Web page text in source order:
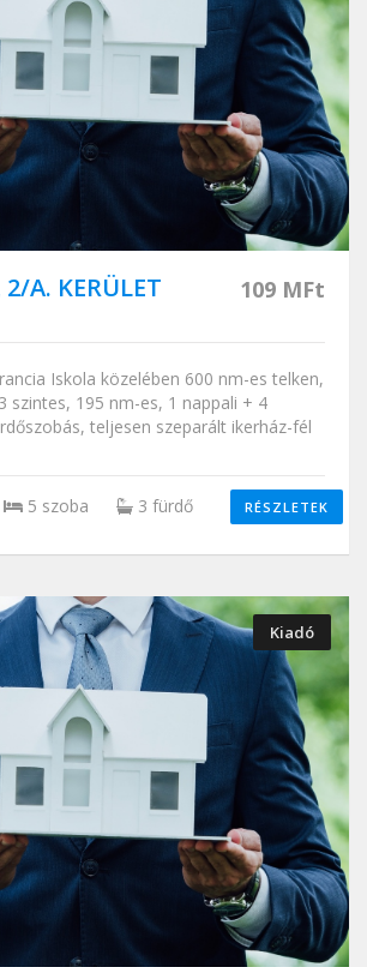
2/A. KERÜLET 109 MFt
Iskola közelében 600 nm-es telken,
szintes, 195 nm-es, 1 nappali + 4
teljesen szeparált ikerház-fél
5 szoba 3 fürdő RÉSZLETEK
Kiadó